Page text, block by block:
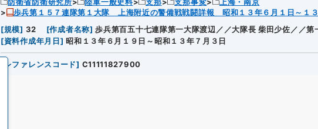
歩兵第１５７連隊第１大隊 上海附近の警備戦戦闘詳報 昭和１３年６月１日～１
[規模] 32 [作成者名称] 歩兵第百五十七連隊第一大隊渡辺／／大隊長 柴田少佐／／第
[資料作成年月日] 昭和１３年６月１９日～昭和１３年７月３日
レファレンスコード] C11111827900